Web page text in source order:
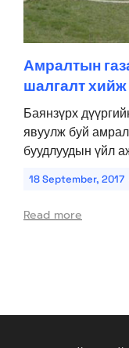
Амралтын
шалгалт
Баянзүрх
явуулж буй
буудлуудын үйл
18 September, 2017
Read more